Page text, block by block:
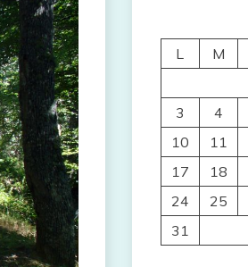
L
M
3
4
10
11
17
18
24
25
31